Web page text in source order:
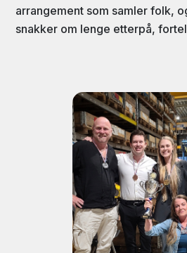
arrangement som samler folk,
snakker om lenge etterpå,